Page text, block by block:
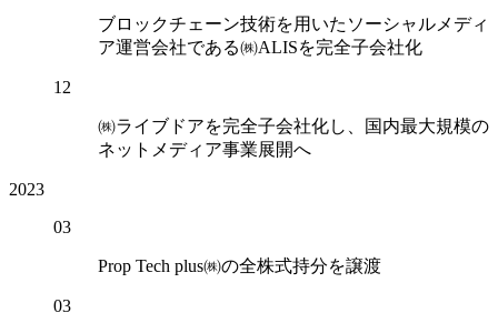
ブロックチェーン技術を用いたソーシャルメディ
ア運営会社である㈱ALISを完全子会社化
12
㈱ライブドアを完全子会社化し、国内最大規模の
ネットメディア事業展開へ
2023
03
Prop Tech plus㈱の全株式持分を譲渡
03